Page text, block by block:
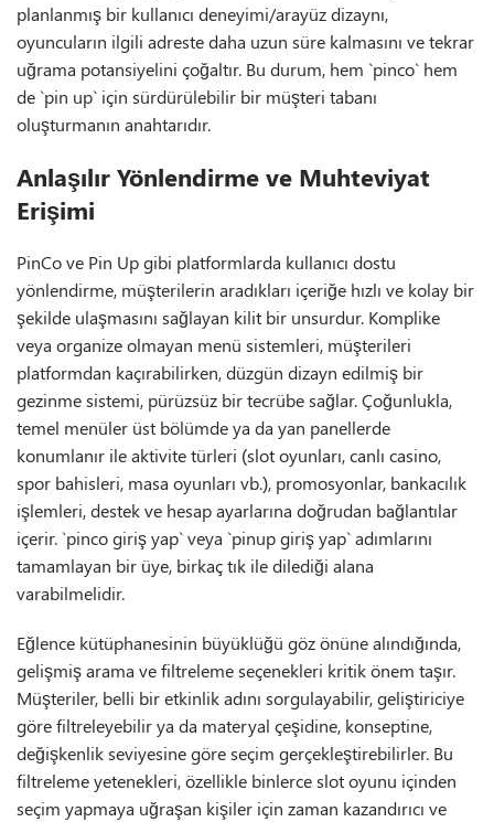
planlanmış bir kullanıcı deneyimi/arayüz dizaynı,
oyuncuların ilgili adreste daha uzun süre kalmasını ve tekrar
uğrama potansiyelini çoğaltır. Bu durum, hem `pinco` hem
de `pin up` için sürdürülebilir bir müşteri tabanı
oluşturmanın anahtarıdır.
Anlaşılır Yönlendirme ve Muhteviyat
Erişimi
PinCo ve Pin Up gibi platformlarda kullanıcı dostu
yönlendirme, müşterilerin aradıkları içeriğe hızlı ve kolay bir
şekilde ulaşmasını sağlayan kilit bir unsurdur. Komplike
veya organize olmayan menü sistemleri, müşterileri
platformdan kaçırabilirken, düzgün dizayn edilmiş bir
gezinme sistemi, pürüzsüz bir tecrübe sağlar. Çoğunlukla,
temel menüler üst bölümde ya da yan panellerde
konumlanır ile aktivite türleri (slot oyunları, canlı casino,
spor bahisleri, masa oyunları vb.), promosyonlar, bankacılık
işlemleri, destek ve hesap ayarlarına doğrudan bağlantılar
içerir. `pinco giriş yap` veya `pinup giriş yap` adımlarını
tamamlayan bir üye, birkaç tık ile dilediği alana
varabilmelidir.
Eğlence kütüphanesinin büyüklüğü göz önüne alındığında,
gelişmiş arama ve filtreleme seçenekleri kritik önem taşır.
Müşteriler, belli bir etkinlik adını sorgulayabilir, geliştiriciye
göre filtreleyebilir ya da materyal çeşidine, konseptine,
değişkenlik seviyesine göre seçim gerçekleştirebilirler. Bu
filtreleme yetenekleri, özellikle binlerce slot oyunu içinden
seçim yapmaya uğraşan kişiler için zaman kazandırıcı ve